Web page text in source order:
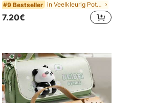
#9 Bestseller in Veelkleurig Potloodzakken
7.20€